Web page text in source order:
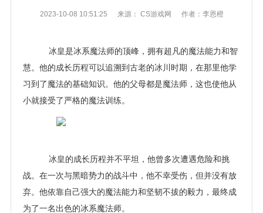
2023-10-08 10:51:25 来源： CS游戏网 作者：李恩橙
冰皇是冰系魔法师的顶峰，拥有超凡的魔法能力和智
慧。他的成长历程可以追溯到古老的冰川时期，在那里他学
习到了魔法的基础知识。他的父母都是魔法师，这也使他从
小就接受了严格的魔法训练。
冰皇的成长历程并不平坦，他曾多次遭遇危险和挑
战。在一次与黑暗势力的战斗中，他不幸受伤，但并没有放
弃。他依靠自己强大的魔法能力和坚韧不拔的毅力，最终成
为了一名出色的冰系魔法师。